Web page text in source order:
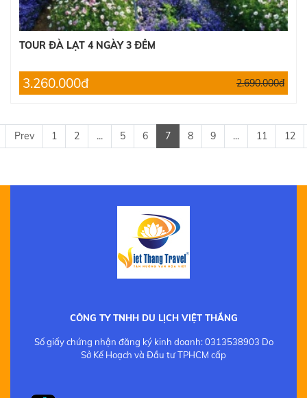
TOUR ĐÀ LẠT 4 NGÀY 3 ĐÊM
3.260.000đ 2.690.000đ
Prev 1 2 ... 5 6 7 8 9 ... 11 12
CÔNG TY TNHH DU LỊCH VIỆT THẮNG
Số giấy chứng nhận đăng ký kinh doanh: 0313538903 Do
Sở Kế Hoạch và Đầu tư TPHCM cấp